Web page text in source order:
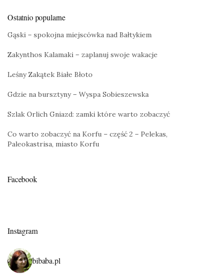
Ostatnio popularne
Gąski – spokojna miejscówka nad Bałtykiem
Zakynthos Kalamaki – zaplanuj swoje wakacje
Leśny Zakątek Białe Błoto
Gdzie na bursztyny – Wyspa Sobieszewska
Szlak Orlich Gniazd: zamki które warto zobaczyć
Co warto zobaczyć na Korfu – część 2 – Pelekas,
Paleokastrisa, miasto Korfu
Facebook
Instagram
bibaba.pl